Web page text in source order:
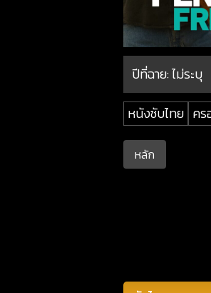
ปีที่ฉาย:ไม่ระบุ
หนังซับไทย คร
หลัก